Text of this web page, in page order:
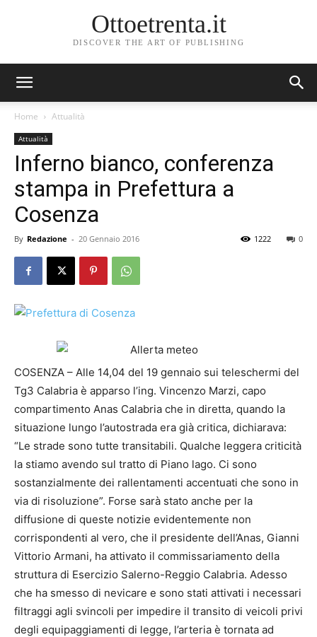
Ottoetrenta.it
DISCOVER THE ART OF PUBLISHING
Home Attualità
Attualità
Inferno bianco, conferenza
stampa in Prefettura a
Cosenza
By Redazione - 20 Gennaio 2016 0
1222
COSENZA – Alle 14,04 del 19 gennaio sui teleschermi del
Tg3 Calabria è apparso l’ing. Vincenzo Marzi, capo
compartimento Anas Calabria che in diretta, quando la
situazione lungo l’autostrada era già critica, dichiarava:
“Le strade sono tutte transitabili. Qualche leggera criticità
la stiamo avendo sul tratto di Piano lago. Ci sono
sostanzialmente dei rallentamenti accentuati che sono in
via di risoluzione”. Forse sarà stato anche per la
diffusione di queste notizie evidentemente non
corrispondenti al vero, che il presidente dell’Anas, Gianni
Vittorio Armani, ha attivato il commissariamento della
struttura di Esercizio Salerno-Reggio Calabria. Adesso
che ha smesso di nevicare e sono stati attivati i necessari
filtraggi agli svincoli per impedire il transito di veicoli privi
degli equipaggiamenti di legge, l’arteria è tornata ad